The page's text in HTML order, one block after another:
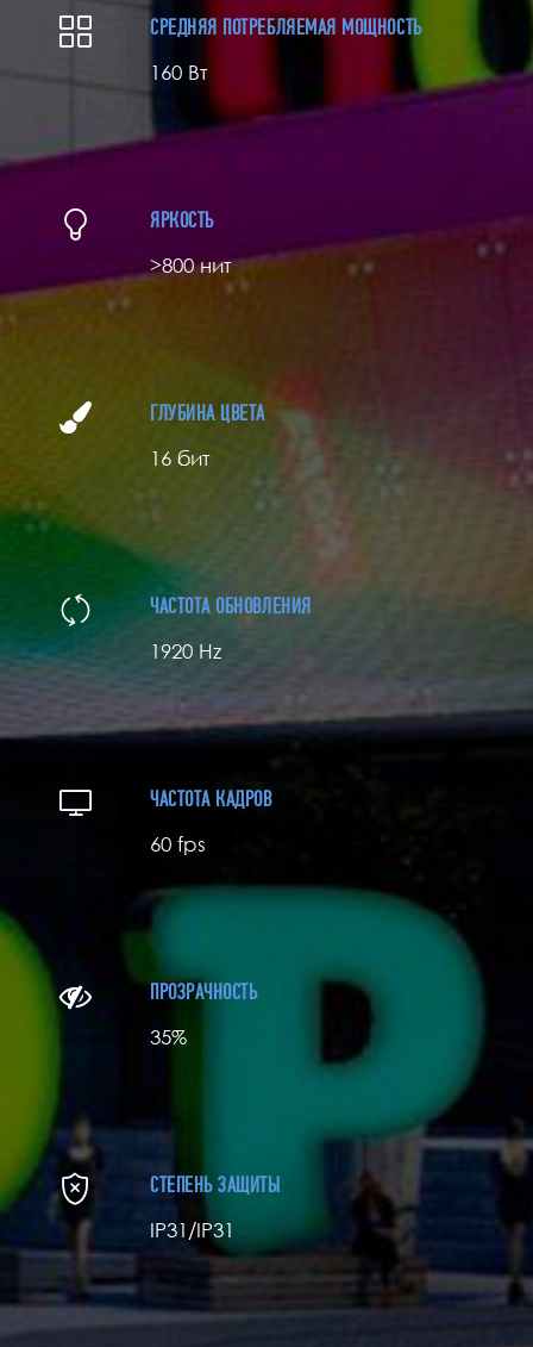
СРЕДНЯЯ ПОТРЕБЛЯЕМАЯ МОЩНОСТЬ
160 Вт
ЯРКОСТЬ
>800 нит
ГЛУБИНА ЦВЕТА
16 бит
ЧАСТОТА ОБНОВЛЕНИЯ
1920 Hz
ЧАСТОТА КАДРОВ
60 fps
ПРОЗРАЧНОСТЬ
35%
СТЕПЕНЬ ЗАЩИТЫ
IP31/IP31